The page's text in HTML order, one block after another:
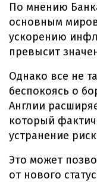
По мнению
основным
ускорению
превысит
Однако все не
беспокоясь о
Англии
который
устранение
Это может
от нового